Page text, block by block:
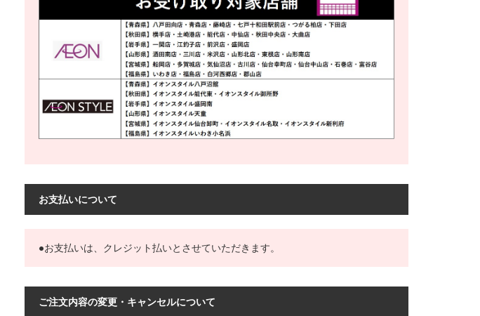
お支払いについて
●お支払いは、クレジット払いとさせていただきます。
ご注文内容の変更・キャンセルについて